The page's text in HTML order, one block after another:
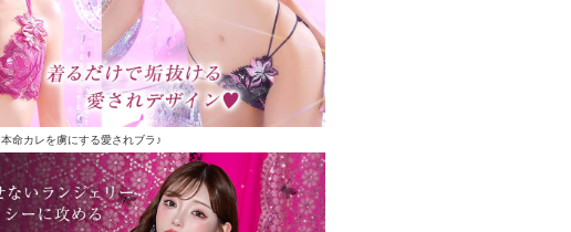
本命カレを虜にする愛されブラ♪